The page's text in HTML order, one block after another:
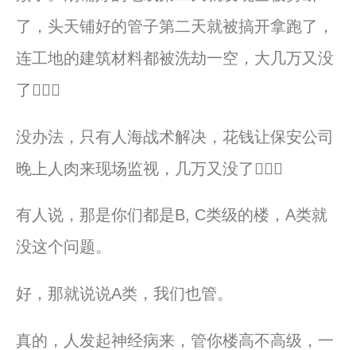
了，头天铺好的管子第二天就被搞开拿跑了，
连工地的建筑材料都被洗劫一空，大几万又没
了🤦🏻‍♀️
没办法，只有人海战术解决，花钱让保安公司
晚上人肉来现场监视，几万又没了🤦🏻‍♀️
有人说，那是你们都是B, C类级的楼，A类就
没这个问题。
好，那就说说A类，我们也管。
真的，人发起神经病来，管你楼高不高级，一